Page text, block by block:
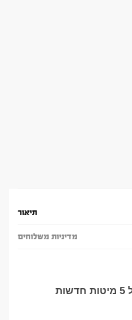
תיאור
מדיניות משלוחים